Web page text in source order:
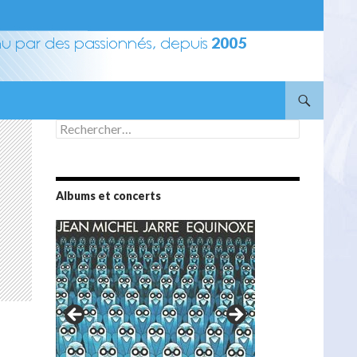
Rechercher :
Albums et concerts